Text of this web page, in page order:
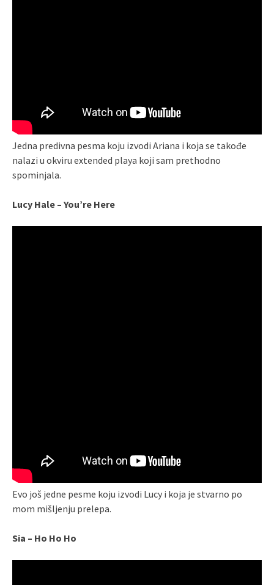
Jedna predivna pesma koju izvodi Ariana i koja se takođe
nalazi u okviru extended playa koji sam prethodno
spominjala.
Lucy Hale – You’re Here
Evo još jedne pesme koju izvodi Lucy i koja je stvarno po
mom mišljenju prelepa.
Sia – Ho Ho Ho